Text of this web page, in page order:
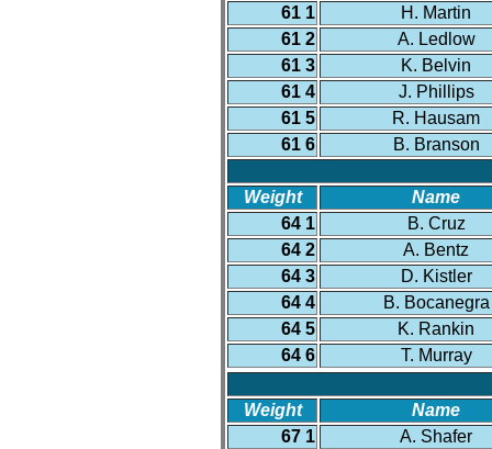
61 1
H. Martin
61 2
A. Ledlow
61 3
K. Belvin
61 4
J. Phillips
61 5
R. Hausam
61 6
B. Branson
Weight
Name
64 1
B. Cruz
64 2
A. Bentz
64 3
D. Kistler
64 4
B. Bocanegra
64 5
K. Rankin
64 6
T. Murray
Weight
Name
67 1
A. Shafer